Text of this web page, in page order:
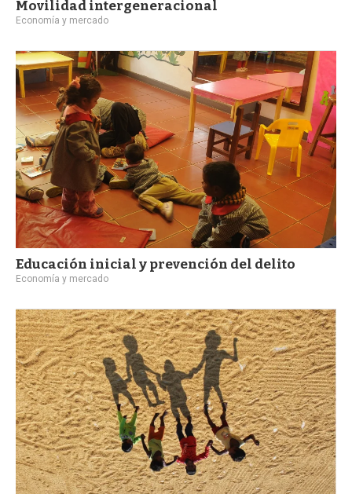
Movilidad intergeneracional
Economía y mercado
Educación inicial y prevención del delito
Economía y mercado